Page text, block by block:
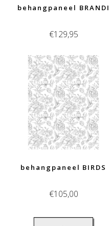
behangpaneel BRANDI
€129,95
behangpaneel BIRDS
€105,00